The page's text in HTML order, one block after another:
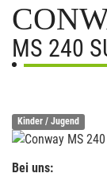
MS 240
Kinder / Jugend
Bei uns: